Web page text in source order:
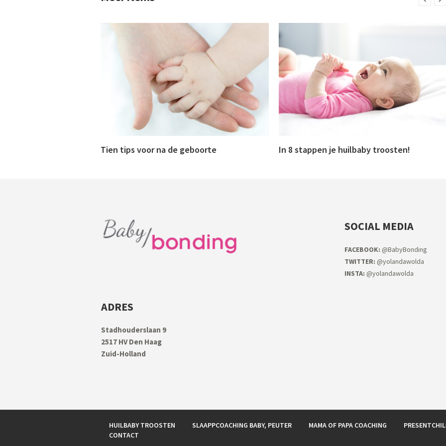
Tien tips voor na de geboorte In 8 stappen je huilbaby troosten!
SOCIAL MEDIA
FACEBOOK: @BabyBonding
TWITTER: @yolandawolda
INSTA: @yolandawolda
ADRES
Stadhouderslaan 9
2517 HV Den Haag
Zuid-Holland
HUILBABY TROOSTEN SLAAPPCOACHING BABY, PEUTER MAMA OF PAPA COACHING
CONTACT